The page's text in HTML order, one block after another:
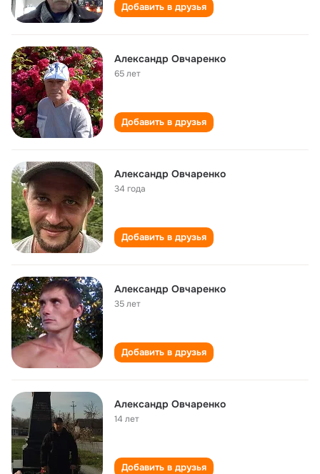
Добавить в друзья
Александр Овчаренко
65 лет
Добавить в друзья
Александр Овчаренко
34 года
Добавить в друзья
Александр Овчаренко
35 лет
Добавить в друзья
Александр Овчаренко
14 лет
Добавить в друзья